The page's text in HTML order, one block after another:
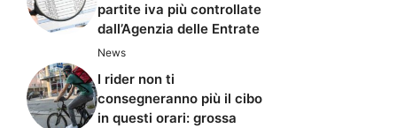
partite iva più controllate
dall’Agenzia delle Entrate
News
I rider non ti
consegneranno più il cibo
in questi orari: grossa